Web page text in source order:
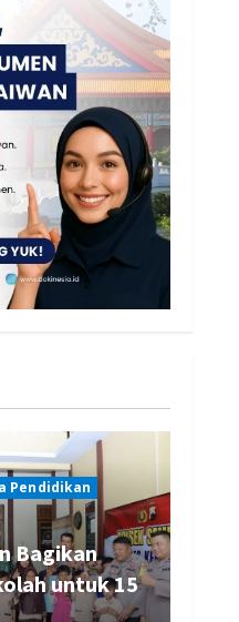
Pendidikan
Bagikan
untuk 15